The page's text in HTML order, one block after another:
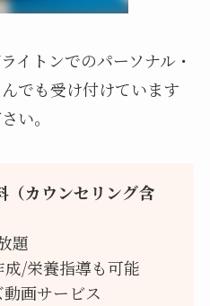
イトンでのパーソナル・
でも受け付けています
い。
カウンセリング含
題
/栄養指導も可能
画サービス